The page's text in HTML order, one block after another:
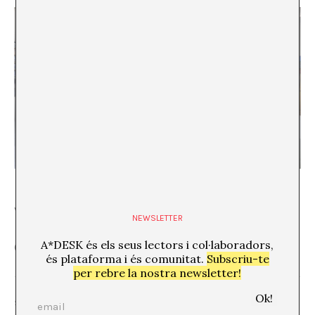
Vista general de l’exposició. Fotografies de Pol Aregall
(Imatge destacada: Oier Iruretagoiena,Sin título, 2018)
SHARE
NEWSLETTER
A*DESK és els seus lectors i col·laboradors,
és plataforma i és comunitat. Subscriu-te
per rebre la nostra newsletter!